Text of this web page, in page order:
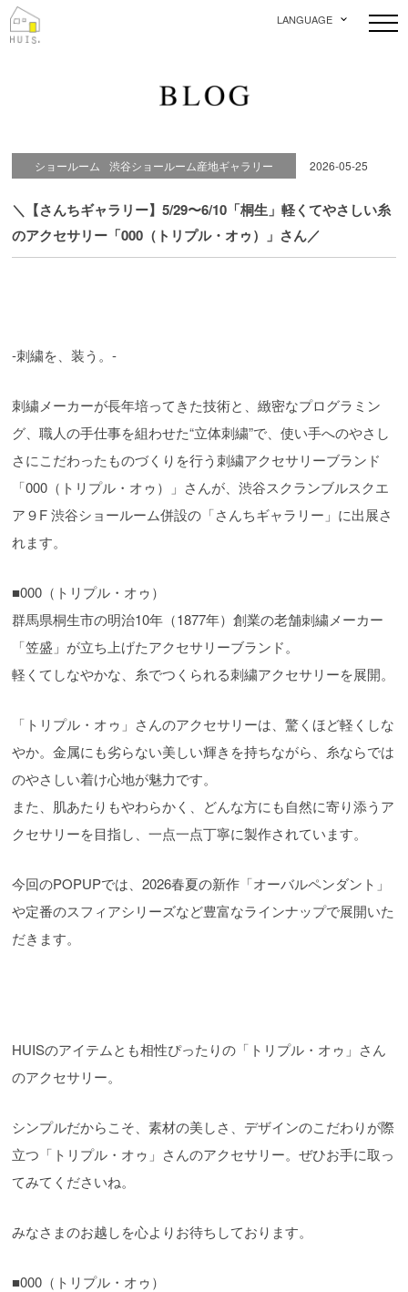
LANGUAGE
ショールーム 渋谷ショールーム産地ギャラリー 2026-05-25
＼【さんちギャラリー】5/29〜6/10「桐生」軽くてやさしい糸
のアクセサリー「000（トリプル・オゥ）」さん／
-刺繍を、装う。-
刺繍メーカーが長年培ってきた技術と、緻密なプログラミン
グ、職人の手仕事を組わせた“立体刺繍”で、使い手へのやさし
さにこだわったものづくりを行う刺繍アクセサリーブランド
「000（トリプル・オゥ）」さんが、渋谷スクランブルスクエ
ア９F 渋谷ショールーム併設の「さんちギャラリー」に出展さ
れます。
■000（トリプル・オゥ）
群馬県桐生市の明治10年（1877年）創業の老舗刺繍メーカー
「笠盛」が立ち上げたアクセサリーブランド。
軽くてしなやかな、糸でつくられる刺繍アクセサリーを展開。
「トリプル・オゥ」さんのアクセサリーは、驚くほど軽くしな
やか。金属にも劣らない美しい輝きを持ちながら、糸ならでは
のやさしい着け心地が魅力です。
また、肌あたりもやわらかく、どんな方にも自然に寄り添うア
クセサリーを目指し、一点一点丁寧に製作されています。
今回のPOPUPでは、2026春夏の新作「オーバルペンダント」
や定番のスフィアシリーズなど豊富なラインナップで展開いた
だきます。
HUISのアイテムとも相性ぴったりの「トリプル・オゥ」さん
のアクセサリー。
シンプルだからこそ、素材の美しさ、デザインのこだわりが際
立つ「トリプル・オゥ」さんのアクセサリー。ぜひお手に取っ
てみてくださいね。
みなさまのお越しを心よりお待ちしております。
■000（トリプル・オゥ）